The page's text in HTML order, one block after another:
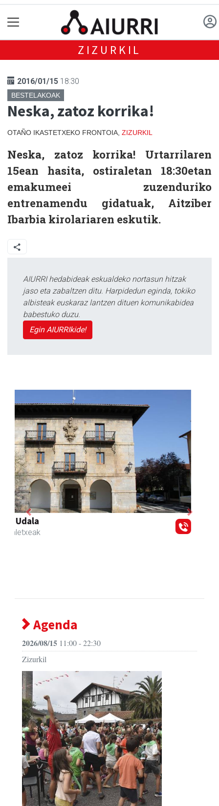
ZIZURKIL
2016/01/15 18:30
BESTELAKOAK
Neska, zatoz korrika!
OTAÑO IKASTETXEKO FRONTOIA, ZIZURKIL
Neska, zatoz korrika! Urtarrilaren
15ean hasita, ostiraletan 18:30etan
emakumeei zuzenduriko
entrenamendu gidatuak, Aitziber
Ibarbia kirolariaren eskutik.
AIURRI hedabideak eskualdeko nortasun hitzak
jaso eta zabaltzen ditu. Harpidedun eginda, tokiko
albisteak euskaraz lantzen dituen komunikabidea
babestuko duzu.
Egin AIURRIkide!
Previous Next
Agenda
2026/08/15 11:00 - 22:30
Zizurkil